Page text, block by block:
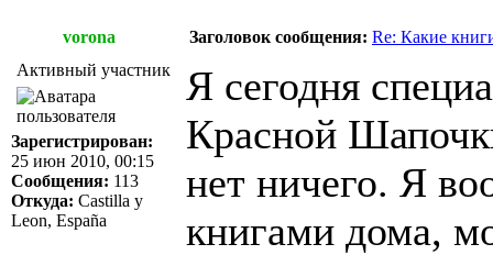
vorona Заголовок сообщения: Re: Какие
Активный участник
Зарегистрирован:
25 июн 2010, 00:15
Сообщения: 113
Откуда: Castilla y
Leon, España
Я сегодня
Красной
нет ничего. Я
книгами дома,